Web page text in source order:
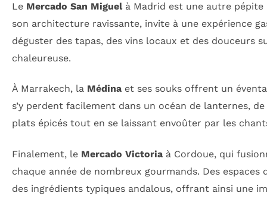
Le Mercado San Miguelà Madrid est une autre pépite
son architecture ravissante, invite à une expérience
déguster des tapas, des vins locaux et des douceurs
chaleureuse.
À Marrakech, la Médina et ses souks offrent un
s’y perdent facilement dans un océan de lanternes,
plats épicés tout en se laissant envoûter par les
Finalement, le Mercado Victoria à Cordoue, qui
chaque année de nombreux gourmands. Des
des ingrédients typiques andalous, offrant ainsi une